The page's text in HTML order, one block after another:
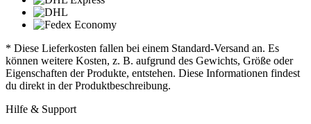
* Diese Lieferkosten fallen bei einem Standard-Versand an. Es
können weitere Kosten, z. B. aufgrund des Gewichts, Größe oder
Eigenschaften der Produkte, entstehen. Diese Informationen findest
du direkt in der Produktbeschreibung.
Hilfe & Support